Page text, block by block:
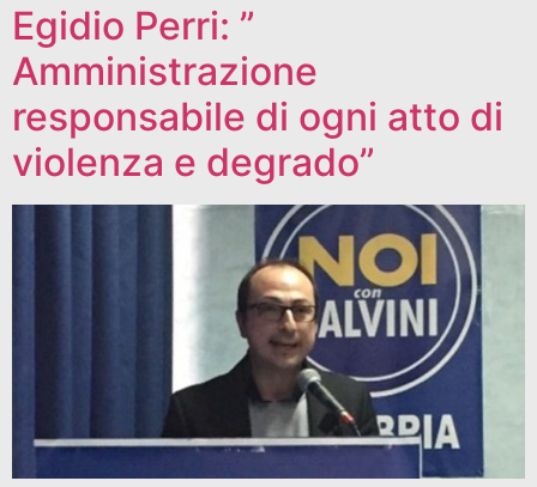
Egidio Perri: ”
Amministrazione
responsabile di ogni atto di
violenza e degrado”